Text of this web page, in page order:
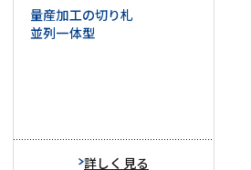
量産加工の切り札
並列一体型
詳しく見る